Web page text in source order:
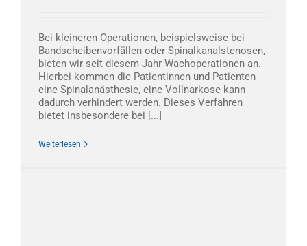
Bei kleineren Operationen, beispielsweise bei
Bandscheibenvorfällen oder Spinalkanalstenosen,
bieten wir seit diesem Jahr Wachoperationen an.
Hierbei kommen die Patientinnen und Patienten
eine Spinalanästhesie, eine Vollnarkose kann
dadurch verhindert werden. Dieses Verfahren
bietet insbesondere bei [...]
Weiterlesen